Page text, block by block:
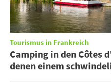
Tourismus in Frankreich
Camping in den Côtes
denen einem